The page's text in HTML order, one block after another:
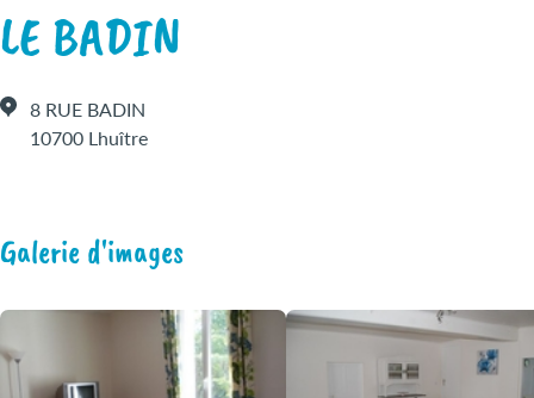
LE BADIN
8 RUE BADIN
10700 Lhuître
Galerie d'images